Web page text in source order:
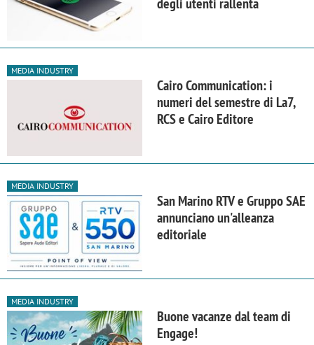
MEDIA INDUSTRY
Cairo Communication: i
numeri del semestre di La7,
RCS e Cairo Editore
MEDIA INDUSTRY
San Marino RTV e Gruppo SAE
annunciano un'alleanza
editoriale
MEDIA INDUSTRY
Buone vacanze dal team di
Engage!